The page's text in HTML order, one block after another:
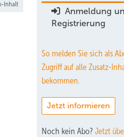
Inhalt
Anmeldung
Registrierung
So melden Sie sich als
Zugriff auf alle Zusatz-
bekommen.
Jetzt informieren
Noch kein Abo? Jetzt